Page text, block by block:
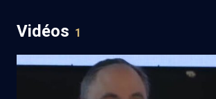
Vidéos 1
Colloque des intellectuels juifs de
langue française (13/14)